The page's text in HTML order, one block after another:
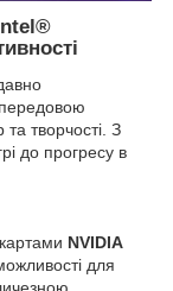
творчості. З
до прогресу в
NVIDIA
для